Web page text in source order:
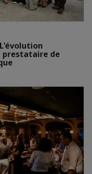
prestataire de